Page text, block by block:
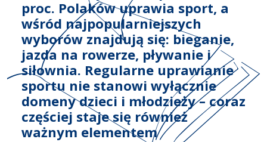
proc. Polaków uprawia sport, a
wśród najpopularniejszych
wyborów znajdują się: bieganie,
jazda na rowerze, pływanie i
siłownia. Regularne uprawianie
sportu nie stanowi wyłącznie
domeny dzieci i młodzieży – coraz
częściej staje się również
ważnym elementem